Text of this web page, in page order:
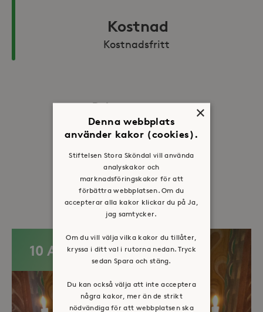
Kostnad
Kostnadsfritt
Dela:
FacebookTwitterLinkedIn
Fler evenemang
10 AUG
×
Denna webbplats
använder kakor (cookies).
Stiftelsen Stora Sköndal vill använda
analyskakor och
marknadsföringskakor för att
förbättra webbplatsen. Om du
accepterar alla kakor klickar du på Ja,
jag samtycker.
Om du vill välja vilka kakor du tillåter,
kryssa i ditt val i rutorna nedan. Tryck
sedan Spara och stäng.
Du kan också välja att inte acceptera
några kakor, mer än de strikt
nödvändiga för att webbplatsen ska